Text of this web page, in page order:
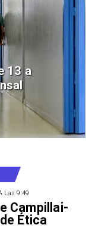
13 a
Las 9:49
Campillai-
Ética